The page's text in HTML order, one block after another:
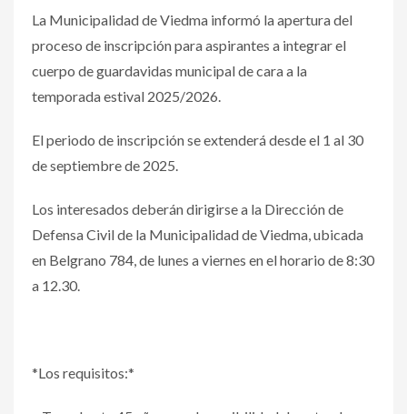
La Municipalidad de Viedma informó la apertura del
proceso de inscripción para aspirantes a integrar el
cuerpo de guardavidas municipal de cara a la
temporada estival 2025/2026.
El periodo de inscripción se extenderá desde el 1 al 30
de septiembre de 2025.
Los interesados deberán dirigirse a la Dirección de
Defensa Civil de la Municipalidad de Viedma, ubicada
en Belgrano 784, de lunes a viernes en el horario de 8:30
a 12.30.
*Los requisitos:*